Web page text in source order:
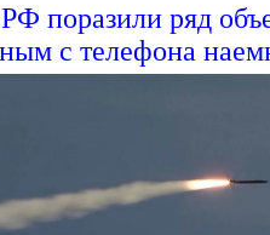
поразили ряд
с телефона